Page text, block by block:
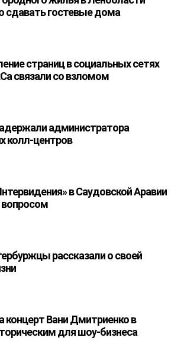
сдавать гостевые дома
страниц в социальных сетях
связали со взломом
администратора
колл-центров
в Саудовской Аравии
вопросом
рассказали о своей
концерт Вани Дмитриенко в
для шоу-бизнеса